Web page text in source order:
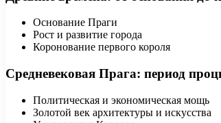
Основание Праги
Рост и развитие города
Коронование первого короля
Средневековая Прага: период
Политическая и экономическая мощь
Золотой век архитектуры и искусства